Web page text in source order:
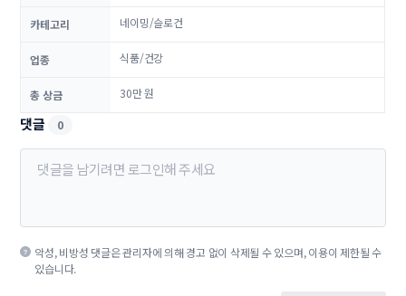
카테고리 네이밍/슬로건
업종 식품/건강
총 상금 30만 원
댓글 0
악성, 비방성 댓글은 관리자에 의해 경고 없이 삭제될 수 있으며, 이용이 제한될 수
있습니다.